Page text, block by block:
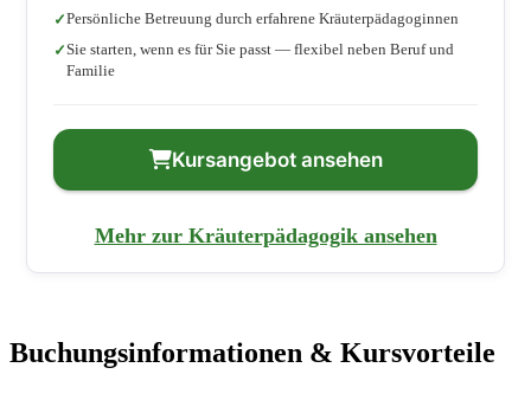
Persönliche Betreuung durch erfahrene Kräuterpädagoginnen
Sie starten, wenn es für Sie passt — flexibel neben Beruf und
Familie
Kursangebot ansehen
Mehr zur Kräuterpädagogik ansehen
Buchungsinformationen & Kursvorteile